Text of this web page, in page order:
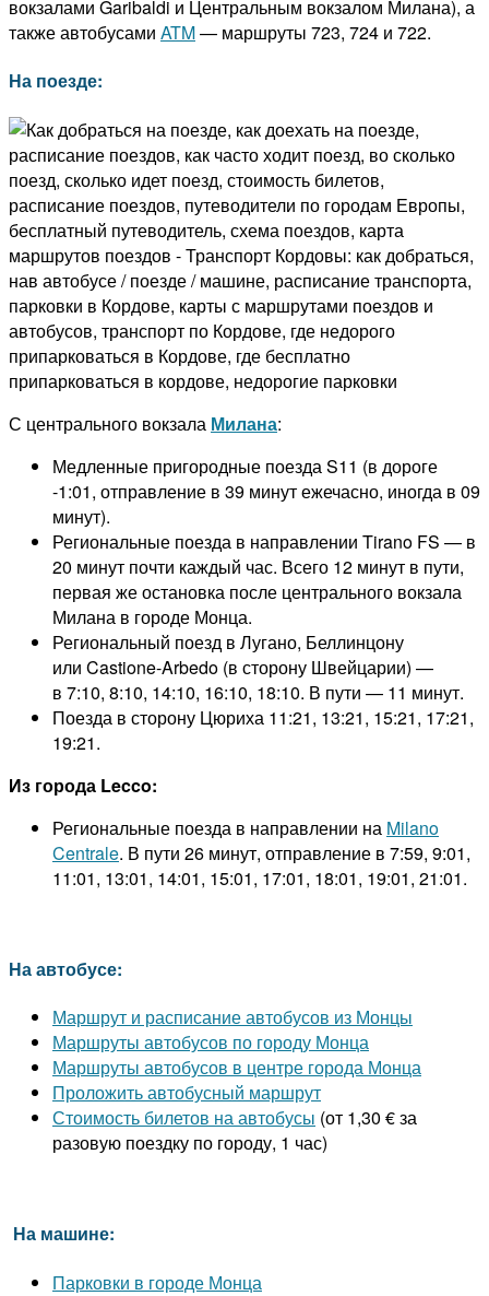
вокзалами Garibaldi и Центральным вокзалом Милана), а
также автобусами ATM— маршруты 723, 724 и 722.
На поезде:
С центрального вокзала Милана:
Медленные пригородные поезда S11 (в дороге
-1:01, отправление в 39 минут ежечасно, иногда в 09
минут).
Региональные поезда в направлении Tirano FS — в
20 минут почти каждый час. Всего 12 минут в пути,
первая же остановка после центрального вокзала
Милана в городе Монца.
Региональный поезд в Лугано, Беллинцону
или Castione-Arbedo (в сторону Швейцарии) —
в 7:10, 8:10, 14:10, 16:10, 18:10. В пути — 11 минут.
Поезда в сторону Цюриха 11:21, 13:21, 15:21, 17:21,
19:21.
Из города Lecco:
Региональные поезда в направлении на Milano
Centrale. В пути 26 минут, отправление в 7:59, 9:01,
11:01, 13:01, 14:01, 15:01, 17:01, 18:01, 19:01, 21:01.
На автобусе:
Маршрут и расписание автобусов из Монцы
Маршруты автобусов по городу Монца
Маршруты автобусов в центре города Монца
Проложить автобусный маршрут
Стоимость билетов на автобусы (от 1,30 € за
разовую поездку по городу, 1 час)
На машине:
Парковки в городе Монца